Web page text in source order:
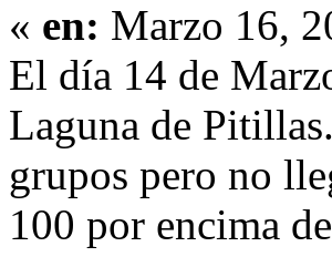
« en: Marzo 16,
El día 14 de
Laguna de
grupos pero no
100 por encima